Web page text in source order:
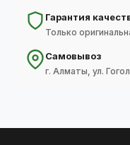
Гарантия
Только
Самовывоз
г. Алматы, ул.